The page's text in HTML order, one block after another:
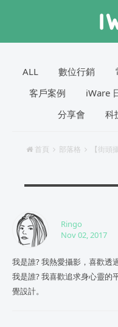
ALL 數位行銷
客戶案例
iWare
分享會
科
首頁 部落格 【街頭
Ringo
Nov 02, 2017
我是誰? 我熱愛攝影，喜歡透
我是誰? 我喜歡追求身心靈的
覺設計。